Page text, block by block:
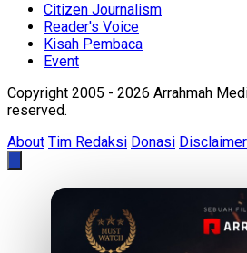
Citizen Journalism
Reader's Voice
Kisah Pembaca
Event
Copyright 2005 - 2026 Arrahmah
reserved.
About Tim Redaksi Donasi Disclaimer